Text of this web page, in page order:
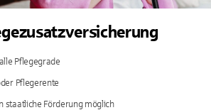
Pflegegrade
Pflegerente
staatliche Förderung möglich